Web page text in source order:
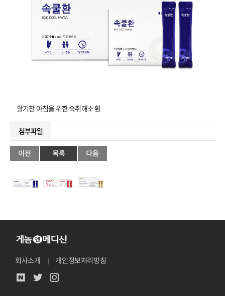
활기찬 아침을 위한 숙취해소 환
첨부파일
회사소개 개인정보처리방침